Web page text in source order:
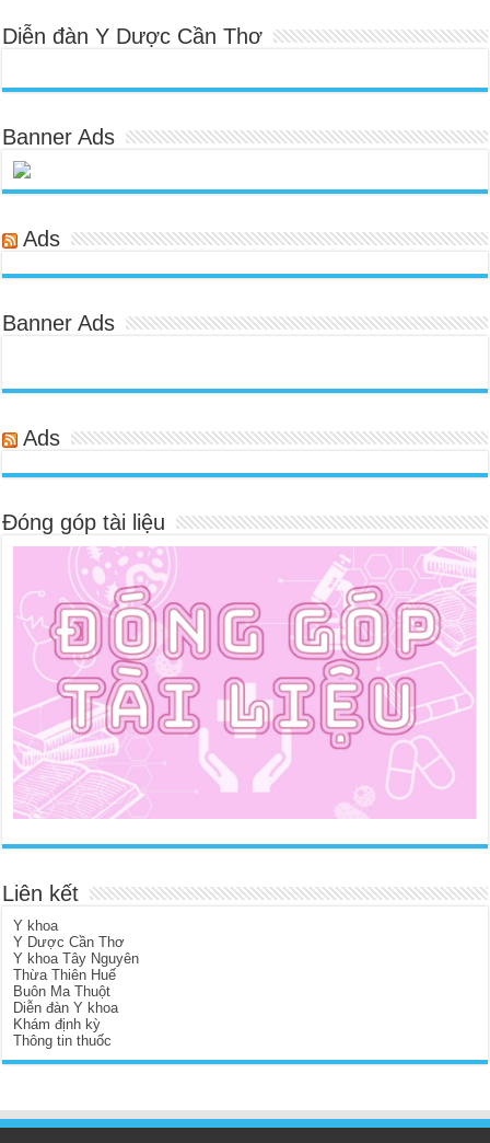
Diễn đàn Y Dược Cần Thơ
Banner Ads
Ads
Banner Ads
Ads
Đóng góp tài liệu
Liên kết
Y khoa
Y Dược Cần Thơ
Y khoa Tây Nguyên
Thừa Thiên Huế
Buôn Ma Thuột
Diễn đàn Y khoa
Khám định kỳ
Thông tin thuốc